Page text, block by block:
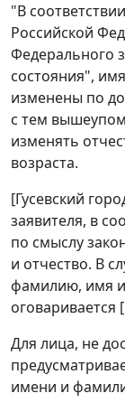
"В
Российской
Федерального
состояния",
изменены по
с тем
изменять
возраста.
[Гусевский
заявителя, в
по смыслу
и отчество. В
фамилию, имя и
оговаривается
Для лица, не
имени и